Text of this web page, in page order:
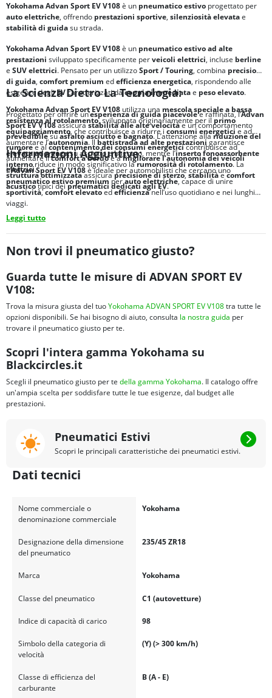
Yokohama Advan Sport EV V108è un pneumatico estivo progettato per
auto elettriche, offrendo prestazioni sportive, silenziosità elevatae
stabilità di guidasu strada.
Yokohama Advan Sport EV V108è un pneumatico estivo ad alte
prestazioni sviluppato specificamente perveicoli elettrici, incluse berline
e SUV elettrici. Pensato per un utilizzoSport / Touring, combina precisione
di guida, comfort premium edefficienza energetica, rispondendo alle
esigenze degliEVcaratterizzati dacoppia immediatae peso elevato.
Progettato per offrire un’esperienza di guida piacevolee raffinata, l’Advan
Sport EV V108assicurastabilità alle alte velocitàe un comportamento
prevedibilesuasfalto asciutto e bagnato. L’attenzione allariduzione del
rumoree alcontenimento dei consumi energeticicontribuisce ad
aumentare ilcomfort a bordoe amigliorare l’autonomia dei veicoli
elettrici.
La Scienza Dietro La Tecnologia:
Yokohama Advan Sport EV V108 utilizza una mescola speciale a bassa
resistenza al rotolamento, sviluppata originariamente per ilprimo
equipaggiamento, che contribuisce a ridurre iconsumi energeticie ad
aumentare l’autonomia. Ilbattistrada ad alte prestazionigarantisce
elevata aderenzasu asciutto e bagnato, mentre l’inserto fonoassorbente
internoriduce in modo significativo larumorosità di rotolamento. La
struttura ottimizzataassicuraprecisione di sterzo,stabilitàecomfort
acusticotipici deipneumatici dedicati agliEV.
Informazioni Aggiuntive:
L’Advan Sport EV V108è ideale per automobilisti che cercano uno
pneumatico estivo premiumperauto elettriche, capace di unire
sportività,comfort elevatoedefficienzanell’uso quotidiano e nei lunghi
viaggi.
Leggi tutto
Non trovi il pneumatico giusto?
Guarda tutte le misure di ADVAN SPORT EV
V108:
Trova la misura giusta del tuoYokohama ADVAN SPORT EV V108tra tutte le
opzioni disponibili. Se hai bisogno di aiuto, consulta la nostra guida per
trovare il pneumatico giusto per te.
Scopri l'intera gamma Yokohama su
Blackcircles.it
Scegli il pneumatico giusto per te della gamma Yokohama. Il catalogo offre
un'ampia scelta per soddisfare tutte le tue esigenze, dal budget alle
prestazioni.
Pneumatici Estivi
Scopri le principali caratteristiche dei pneumatici estivi.
Dati tecnici
Nome commerciale o
denominazione commerciale
Yokohama
Designazione della dimensione
del pneumatico
235/45 ZR18
Marca Yokohama
Classe del pneumatico C1 (autovetture)
Indice di capacità di carico 98
Simbolo della categoria di
velocità
(Y) (> 300 km/h)
Classe di efficienza del
carburante
B (A - E)